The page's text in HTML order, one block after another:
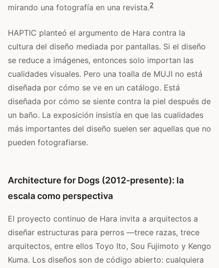
mirando una fotografía en una revista.2
HAPTIC planteó el argumento de Hara contra la
cultura del diseño mediada por pantallas. Si el diseño
se reduce a imágenes, entonces solo importan las
cualidades visuales. Pero una toalla de MUJI no está
diseñada por cómo se ve en un catálogo. Está
diseñada por cómo se siente contra la piel después de
un baño. La exposición insistía en que las cualidades
más importantes del diseño suelen ser aquellas que no
pueden fotografiarse.
Architecture for Dogs (2012-presente): la
escala como perspectiva
El proyecto continuo de Hara invita a arquitectos a
diseñar estructuras para perros —trece razas, trece
arquitectos, entre ellos Toyo Ito, Sou Fujimoto y Kengo
Kuma. Los diseños son de código abierto: cualquiera